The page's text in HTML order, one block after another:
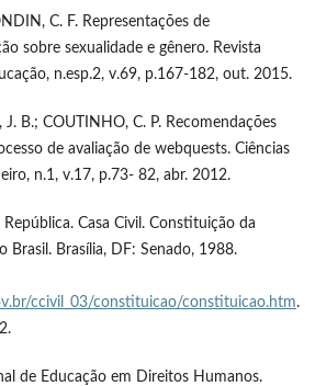
C. F. Representações de
sobre sexualidade e gênero. Revista
n.esp.2, v.69, p.167-182, out. 2015.
J. B.; COUTINHO, C. P. Recomendações
de avaliação de webquests. Ciências
n.1, v.17, p.73- 82, abr. 2012.
República. Casa Civil. Constituição da
Brasil. Brasília, DF: Senado, 1988.
ccivil_03/constituicao/constituicao.htm.
de Educação em Direitos Humanos.